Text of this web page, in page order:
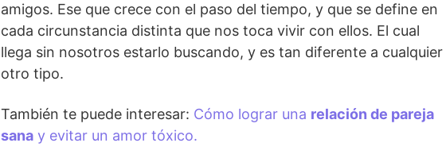
amigos. Ese que crece con el paso del tiempo, y que se define en
cada circunstancia distinta que nos toca vivir con ellos. El cual
llega sin nosotros estarlo buscando, y es tan diferente a cualquier
otro tipo.
También te puede interesar: Cómo lograr una relación de pareja
sana y evitar un amor tóxico.